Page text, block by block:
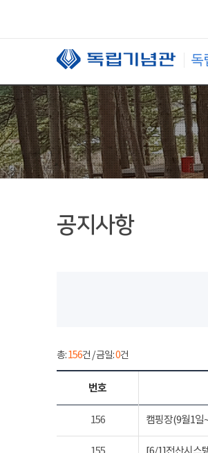
공지사항
총:156건 / 금일:0건
번호
156 캠핑장(9월1일